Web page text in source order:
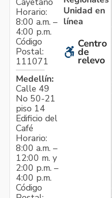
Horario:
8:00 a.m. –
4:00 p.m.
Código
Postal:
111071
Medellín:
Calle 49
No 50-21
piso 14
Edificio del
Café
Horario:
8:00 a.m. –
12:00 m. y
2:00 p.m. –
4:00 p.m.
Código
Unidad en
línea
Centro
de
relevo